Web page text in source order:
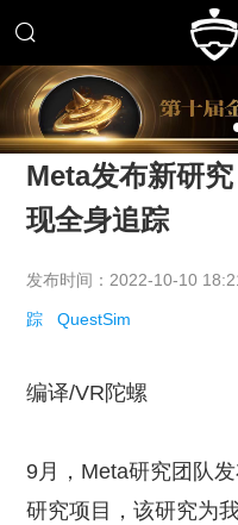
Meta发布新研
现全身追踪
发布时间：2022-10-10
踪 QuestSim
编译/VR陀螺
9月，Meta研究团队
研究项目，该研究为